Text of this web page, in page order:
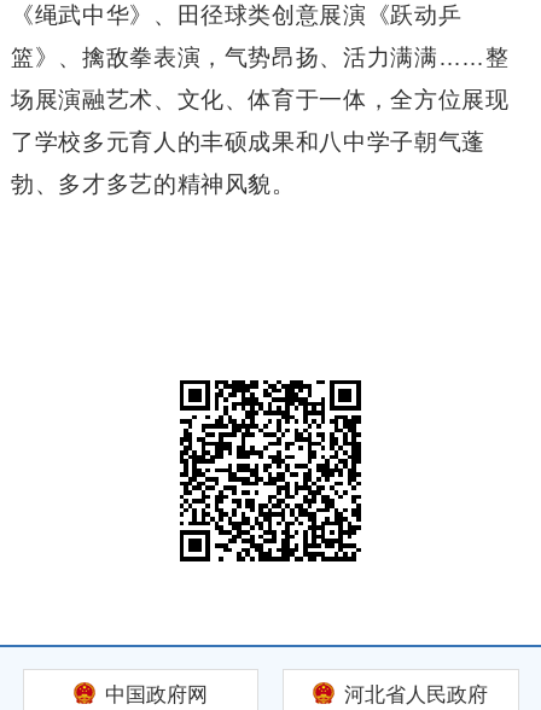
《绳武中华》、田径球类创意展演《跃动乒
篮》、擒敌拳表演，气势昂扬、活力满满……整
场展演融艺术、文化、体育于一体，全方位展现
了学校多元育人的丰硕成果和八中学子朝气蓬
勃、多才多艺的精神风貌。
中国政府网 河北省人民政府